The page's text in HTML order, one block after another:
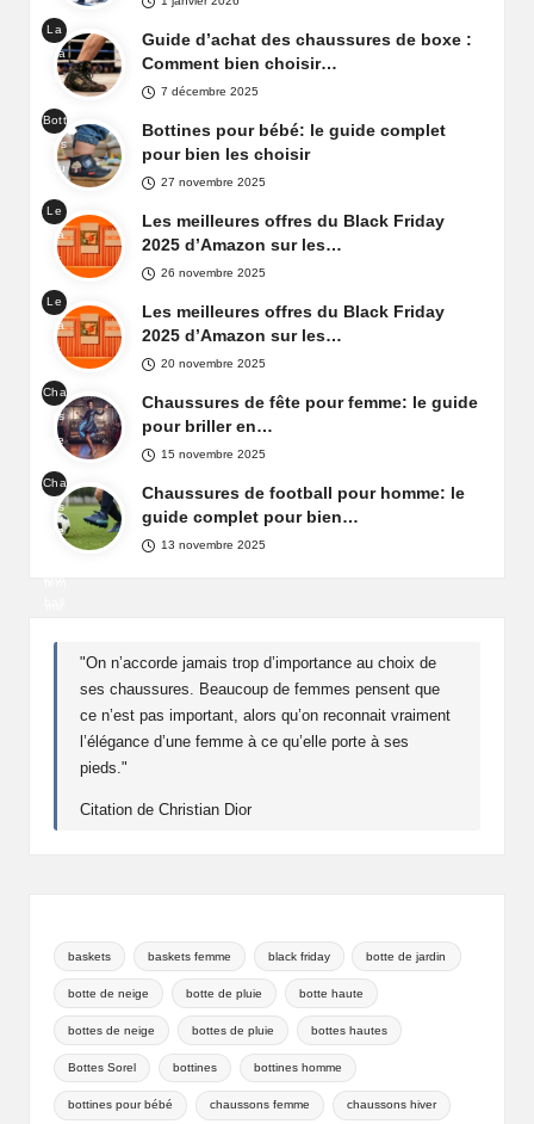
niva
el
196
La
cha
uss
de
box
Guide d’achat des chaussures de boxe :
Comment bien choisir…
7 décembre 2025
Bott
ines
pou
béb
é
Bottines pour bébé: le guide complet
pour bien les choisir
27 novembre 2025
Le
Bla
ck
ay
d'A
maz
Fra
nce
Les meilleures offres du Black Friday
2025 d’Amazon sur les…
26 novembre 2025
Le
Bla
ck
ay
d'A
maz
Fra
nce
Les meilleures offres du Black Friday
2025 d’Amazon sur les…
20 novembre 2025
Cha
uss
ure
de
fête
pou
Chaussures de fête pour femme: le guide
pour briller en…
15 novembre 2025
Cha
uss
ure
Chaussures de football pour homme: le
guide complet pour bien…
13 novembre 2025
"On n’accorde jamais trop d’importance au choix de
ses chaussures. Beaucoup de femmes pensent que
ce n’est pas important, alors qu’on reconnait vraiment
l’élégance d’une femme à ce qu’elle porte à ses
pieds."
Citation de Christian Dior
baskets baskets femme black friday botte de jardin
botte de neige botte de pluie botte haute
bottes de neige bottes de pluie bottes hautes
Bottes Sorel bottines bottines homme
bottines pour bébé chaussons femme chaussons hiver